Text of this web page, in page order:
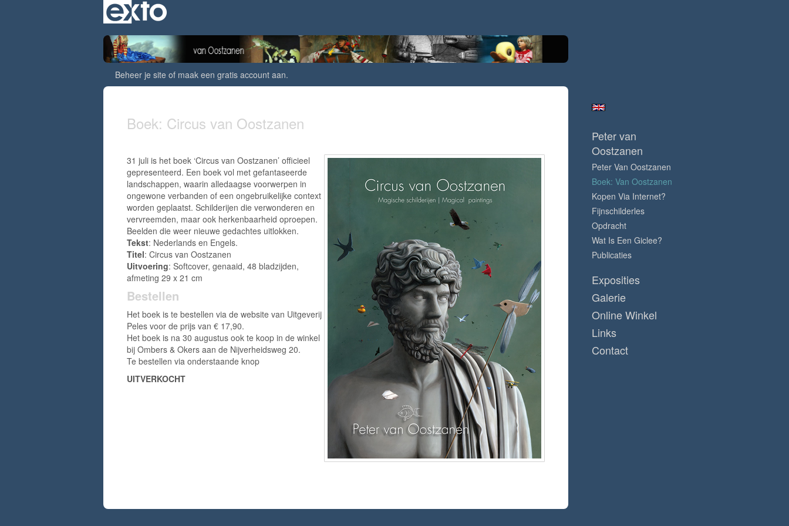
Beheer je site of maak een gratis account aan.
Boek: Circus van Oostzanen
31 juli is het boek ‘Circus van Oostzanen’ officieel
gepresenteerd. Een boek vol met gefantaseerde
landschappen, waarin alledaagse voorwerpen in
ongewone verbanden of een ongebruikelijke context
worden geplaatst. Schilderijen die verwonderen en
vervreemden, maar ook herkenbaarheid oproepen.
Beelden die weer nieuwe gedachtes uitlokken.
Tekst: Nederlands en Engels.
Titel: Circus van Oostzanen
Uitvoering: Softcover, genaaid, 48 bladzijden,
afmeting 29 x 21 cm
Bestellen
Het boek is te bestellen via de website van Uitgeverij
Peles voor de prijs van € 17,90.
Het boek is na 30 augustus ook te koop in de winkel
bij Ombers & Okers aan de Nijverheidsweg 20.
Te bestellen via onderstaande knop
UITVERKOCHT
Peter van
Oostzanen
Peter Van Oostzanen
Boek: Van Oostzanen
Kopen Via Internet?
Fijnschilderles
Opdracht
Wat Is Een Giclee?
Publicaties
Exposities
Galerie
Online Winkel
Links
Contact